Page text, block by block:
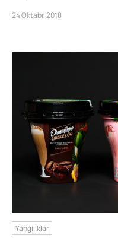
24 Oktabr, 2018
Yangiliklar